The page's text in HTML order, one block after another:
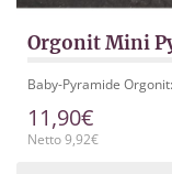
Orgonit Mini
Baby-Pyramide
11,90€
Netto 9,92€